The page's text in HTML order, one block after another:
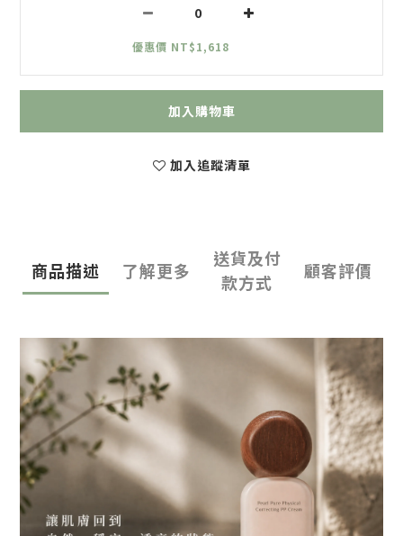
優惠價 NT$1,618
加入購物車
加入追蹤清單
商品描述 了解更多
送貨及付
款方式
顧客評價